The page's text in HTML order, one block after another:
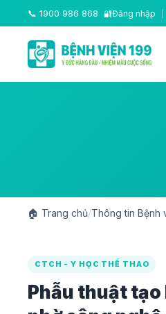
📞 1900 986 868 🔐Đăng nhập
🏠 Trang chủ/Thông tin Bệnh
CTCH - Y HỌC THỂ THAO
Phẫu thuật